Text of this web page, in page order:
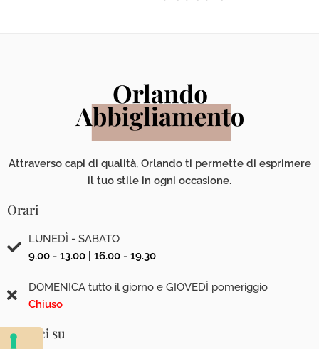
Attraverso capi di qualità, Orlando ti permette di esprimere
il tuo stile in ogni occasione.
Orari
LUNEDÌ - SABATO
9.00 - 13.00 | 16.00 - 19.30
DOMENICA tutto il giorno e GIOVEDÌ pomeriggio
Chiuso
Seguici su